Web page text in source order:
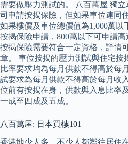
需要做壓力測試的。 八百萬屋 獨
司申請按揭保險，但如果車位連同
如果樓價及車位總價值為1,000萬以
按揭保險申請，800萬以下可申請
按揭保險需要符合一定資格，詳情
章。 車位按揭的壓力測試與住宅按
比率要求均為每月供款不得高於每
試要求為每月供款不得高於每月收
位前有按揭在身，供款與入息比率
一成至四成及五成。
八百萬屋: 日本買樓101
香港地少人多，不少人都嚮往居住